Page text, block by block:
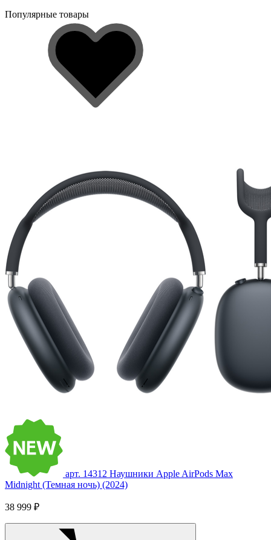
Популярные товары
арт. 14312 Наушники Apple AirPods Max
Midnight (Темная ночь) (2024)
38 999 ₽